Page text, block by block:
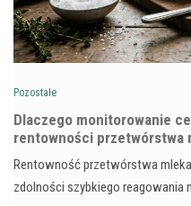
Pozostałe
Dlaczego monitorowanie
rentowności przetwórstwa
Rentowność przetwórstwa
zdolności szybkiego reagowania